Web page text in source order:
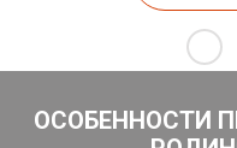
ОСОБЕННОСТИ